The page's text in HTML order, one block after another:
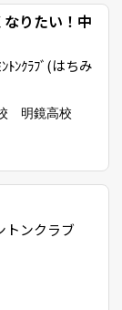
りたい！中
ﾄﾝｸﾗﾌﾞ(はちみ
明鏡高校
トンクラブ